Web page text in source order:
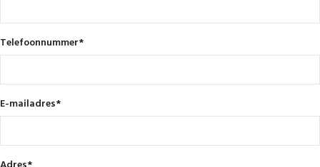
Telefoonnummer*
E-mailadres*